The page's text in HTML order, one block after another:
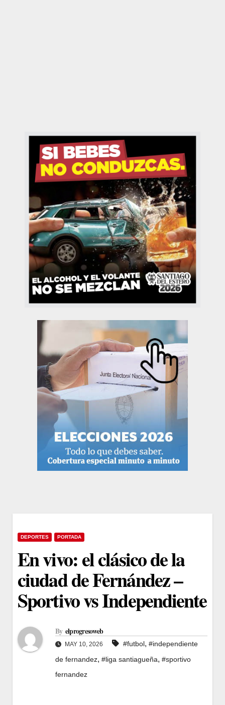
DEPORTES PORTADA
En vivo: el clásico de la
ciudad de Fernández –
Sportivo vs Independiente
By elprogresoweb
MAY 10, 2026 #futbol, #independiente
de fernandez, #liga santiagueña, #sportivo
fernandez